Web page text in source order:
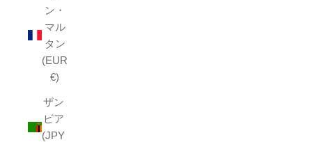
ン・
マル
タン
(EUR
€)
ザン
ビア
(JPY